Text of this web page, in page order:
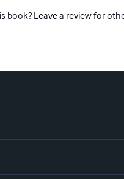
book? Leave a review for